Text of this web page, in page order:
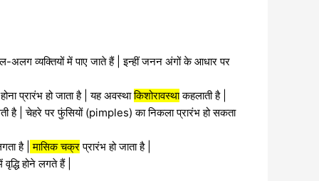
अलग व्यक्तियों में पाए जाते हैं | इन्हीं जनन अंगों के आधार पर
प्रारंभ हो जाता है | यह अवस्थाकिशोरावस्थाकहलाती है |
है | चेहरे पर फुंसियों (pimples) का निकला प्रारंभ हो सकता
है | मासिक चक्रप्रारंभ हो जाता है |
होने लगते हैं |